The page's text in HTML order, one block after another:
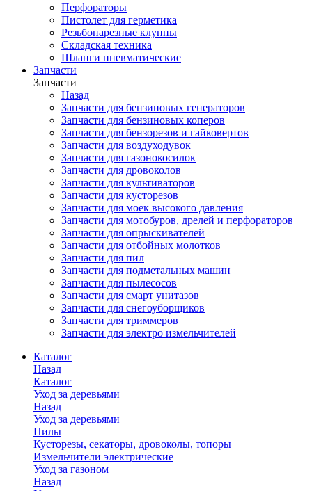
Перфораторы
Пистолет для герметика
Резьбонарезные клуппы
Складская техника
Шланги пневматические
Запчасти
Запчасти
Назад
Запчасти для бензиновых генераторов
Запчасти для бензиновых коперов
Запчасти для бензорезов и гайковертов
Запчасти для воздуходувок
Запчасти для газонокосилок
Запчасти для дровоколов
Запчасти для культиваторов
Запчасти для кусторезов
Запчасти для моек высокого давления
Запчасти для мотобуров, дрелей и перфораторов
Запчасти для опрыскивателей
Запчасти для отбойных молотков
Запчасти для пил
Запчасти для подметальных машин
Запчасти для пылесосов
Запчасти для смарт унитазов
Запчасти для снегоуборщиков
Запчасти для триммеров
Запчасти для электро измельчителей
Каталог
Назад
Каталог
Уход за деревьями
Назад
Уход за деревьями
Пилы
Кусторезы, секаторы, дровоколы, топоры
Измельчители электрические
Уход за газоном
Назад